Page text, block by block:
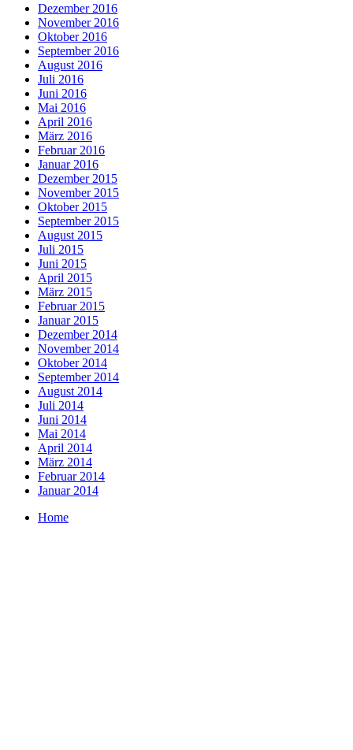
Dezember 2016
November 2016
Oktober 2016
September 2016
August 2016
Juli 2016
Juni 2016
Mai 2016
April 2016
März 2016
Februar 2016
Januar 2016
Dezember 2015
November 2015
Oktober 2015
September 2015
August 2015
Juli 2015
Juni 2015
April 2015
März 2015
Februar 2015
Januar 2015
Dezember 2014
November 2014
Oktober 2014
September 2014
August 2014
Juli 2014
Juni 2014
Mai 2014
April 2014
März 2014
Februar 2014
Januar 2014
Home